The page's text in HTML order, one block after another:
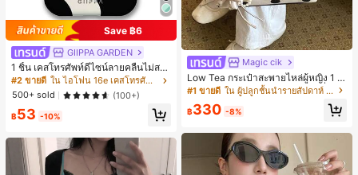
Save ฿6
GIIPPA GARDEN
1 ชิ้น เคสโทรศัพท์ดีไซน์ลายคลื่นไม่สม
มาตรสำหรับ Phone 17 Pro Max, เหม
าะสำหรับ Phone 16 Pro Max, 15 Pro
Max, 14 Pro Max, เคสโทรศัพท์สไตล์เ
กาหลีและน่าสนใจ, เข้ากันได้กับ 11/12/
13/14/15/16 Pro Max Plus, ดีไซน์หรู
ขวัญในอุดมคติสำหรับคริสต์มาส, วันว
าเลนไทน์, อีสเตอร์, ฤดูแต่งงานและวันเ
กิดสำหรับแฟนสาว
#2 ขายดี
ใน ไอโฟน 16e เคสโทรศัพท์แฟชั่น
500+ sold
(100+)
฿53 -10%
Magic cik
Low Tea กระเป๋าสะพายไหล่ผู้หญิง 1 ชิ้
น ลายจุด ผ้า PU สไตล์วินเทจแฟชั่น ทร
งเกี๊ยว ดีไซน์หูหิ้วคู่ด้านบน ปิดด้วยกระ
ดุมแป๊ก สายสะพายปรับได้ ใช้สะพายไ
ลางแจ้ง ท่องเที่ยว และออกไปข้างนอก
(พร้อมจี้ห้อย)
#1 ขายดี ใน ผู้ปลูกชั้นนำรายสัปดาห์ กระเป๋าสะพายไหล่ผู้หญิง
฿330 -8%